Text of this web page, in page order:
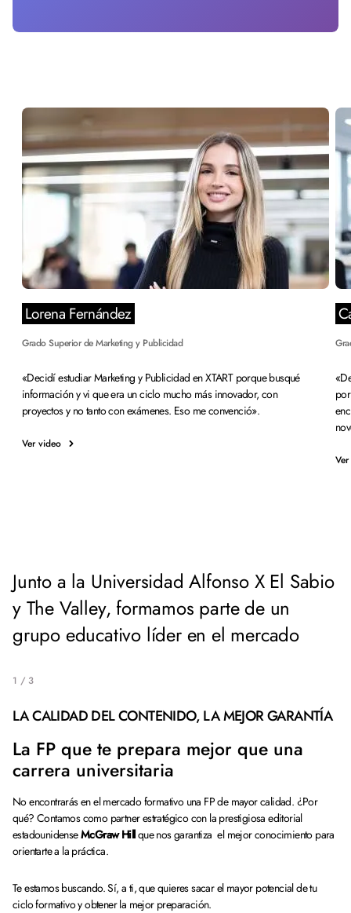
Lorena Fernández
Grado Superior de Marketing y Publicidad
«Decidí estudiar Marketing y Publicidad en XTART porque busqué
información y vi que era un ciclo mucho más innovador, con
proyectos y no tanto con exámenes. Eso me convenció».
Ver video
Junto a la Universidad Alfonso X El Sabio
y The Valley, formamos parte de un
grupo educativo líder en el mercado
LA CALIDAD DEL CONTENIDO, LA MEJOR GARANTÍA
La FP que te prepara mejor que una
carrera universitaria
No encontrarás en el mercado formativo una FP de mayor calidad. ¿Por
qué? Contamos como partner estratégico con la prestigiosa editorial
estadounidenseMcGraw Hillque nos garantiza el mejor conocimiento para
orientarte a la práctica.
Te estamos buscando. Sí, a ti, que quieres sacar el mayor potencial de tu
ciclo formativo y obtener la mejor preparación.
1 / 3